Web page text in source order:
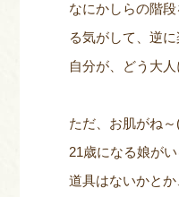
なにかしらの階
る気がして、逆
自分が、どう大人
ただ、お肌がね～
21歳になる娘が
道具はないかと